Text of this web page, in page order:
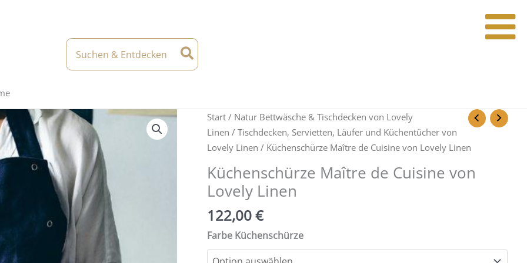
Search
for:
Start/ Natur Bettwäsche & Tischdecken von Lovely
Linen / Tischdecken, Servietten, Läufer und Küchentücher von
Lovely Linen / Küchenschürze Maître de Cuisine von Lovely Linen
Küchenschürze Maître de Cuisine von
Lovely Linen
122,00€
Farbe Küchenschürze